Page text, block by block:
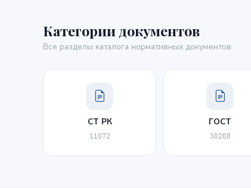
Категории документов
Все разделы каталога нормативных документов
СТ РК
11072
ГОСТ
30208